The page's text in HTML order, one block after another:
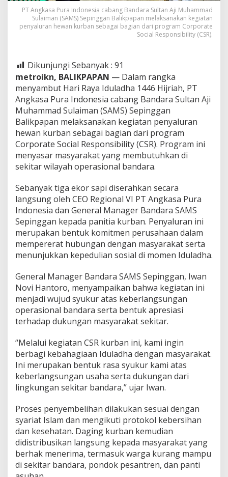
PT Angkasa Pura Indonesia cabang Bandara Sultan Aji Muhammad
Sulaiman (SAMS) Sepinggan Balikpapan melaksanakan kegiatan
penyaluran hewan kurban sebagai bagian dari program Corporate
Social Responsibility (CSR).
Dikunjungi Sebanyak : 91
metroikn, BALIKPAPAN — Dalam rangka
menyambut Hari Raya Iduladha 1446 Hijriah, PT
Angkasa Pura Indonesia cabang Bandara Sultan Aji
Muhammad Sulaiman (SAMS) Sepinggan
Balikpapan melaksanakan kegiatan penyaluran
hewan kurban sebagai bagian dari program
Corporate Social Responsibility (CSR). Program ini
menyasar masyarakat yang membutuhkan di
sekitar wilayah operasional bandara.
Sebanyak tiga ekor sapi diserahkan secara
langsung oleh CEO Regional VI PT Angkasa Pura
Indonesia dan General Manager Bandara SAMS
Sepinggan kepada panitia kurban. Penyaluran ini
merupakan bentuk komitmen perusahaan dalam
mempererat hubungan dengan masyarakat serta
menunjukkan kepedulian sosial di momen Iduladha.
General Manager Bandara SAMS Sepinggan, Iwan
Novi Hantoro, menyampaikan bahwa kegiatan ini
menjadi wujud syukur atas keberlangsungan
operasional bandara serta bentuk apresiasi
terhadap dukungan masyarakat sekitar.
“Melalui kegiatan CSR kurban ini, kami ingin
berbagi kebahagiaan Iduladha dengan masyarakat.
Ini merupakan bentuk rasa syukur kami atas
keberlangsungan usaha serta dukungan dari
lingkungan sekitar bandara,” ujar Iwan.
Proses penyembelihan dilakukan sesuai dengan
syariat Islam dan mengikuti protokol kebersihan
dan kesehatan. Daging kurban kemudian
didistribusikan langsung kepada masyarakat yang
berhak menerima, termasuk warga kurang mampu
di sekitar bandara, pondok pesantren, dan panti